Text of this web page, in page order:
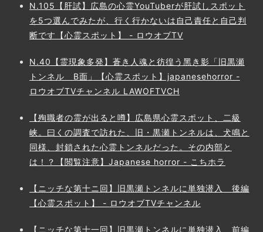
N.105【肝試】広島の心霊YouTuberが肝試しスポット
を5つ選んでみたが、行く行かないは自己責任と自己判
断です【心霊スポット】 - ロウオブTV
N.40【霊現象多発】蒼き人魂と彷徨う黑き影「旧黒瀬
トンネル B面」【心霊スポット】japanesehorror -
ロウオブTVチャンネル LAWOFTVCH
【殉職者の霊が出ると噂】広島県心霊スポット、二級
峡。曰くの調査で訪れた、旧・黒瀬トンネルは、犬鳴と
同様、封鎖された心霊トンネルだった。その内部と
は！？【閲覧注意】Japanese horror - こちホラ
【ニッチな第十ニ回】旧黒瀬トンネルに単独潜入 後編
【心霊スポット】 - ロウオブTVチャンネル
【ニッチな第十一回】旧黒瀬トンネルに単独潜入 前編